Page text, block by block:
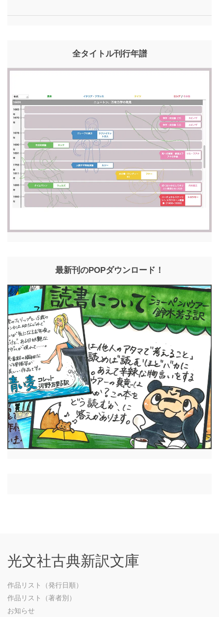
全タイトル刊行年譜
最新刊のPOPダウンロード！
光文社古典新訳文庫
作品リスト（発行日順）
作品リスト（著者別）
お知らせ